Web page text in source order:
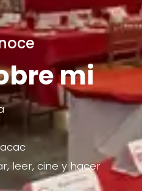
mi
leer, cine y hacer